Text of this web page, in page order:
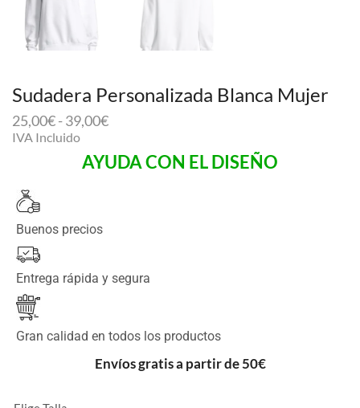
Sudadera Personalizada Blanca Mujer
25,00€-39,00€
IVA Incluido
AYUDA CON EL DISEÑO
Buenos precios
Entrega rápida y segura
Gran calidad en todos los productos
Envíos gratis a partir de 50€